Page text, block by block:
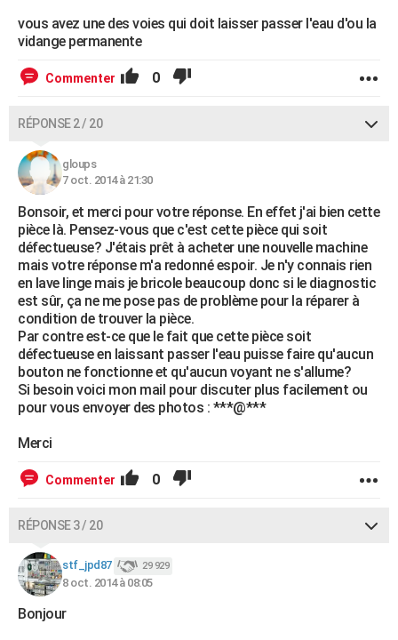
vous avez une des voies qui doit laisser passer l'eau d'ou la
vidange permanente
Commenter 0
RÉPONSE 2 / 20
gloups
7 oct. 2014 à 21:30
Bonsoir, et merci pour votre réponse. En effet j'ai bien cette
pièce là. Pensez-vous que c'est cette pièce qui soit
défectueuse? J'étais prêt à acheter une nouvelle machine
mais votre réponse m'a redonné espoir. Je n'y connais rien
en lave linge mais je bricole beaucoup donc si le diagnostic
est sûr, ça ne me pose pas de problème pour la réparer à
condition de trouver la pièce.
Par contre est-ce que le fait que cette pièce soit
défectueuse en laissant passer l'eau puisse faire qu'aucun
bouton ne fonctionne et qu'aucun voyant ne s'allume?
Si besoin voici mon mail pour discuter plus facilement ou
pour vous envoyer des photos : ***@***
Merci
Commenter 0
RÉPONSE 3 / 20
stf_jpd87 29 929
8 oct. 2014 à 08:05
Bonjour